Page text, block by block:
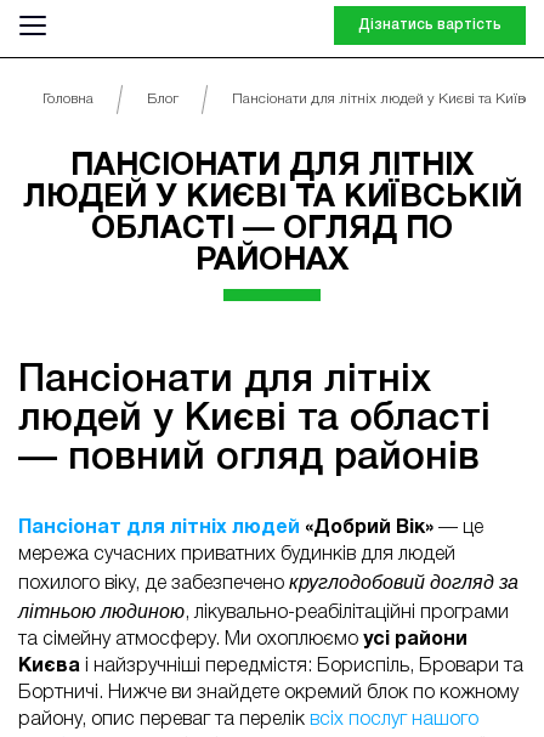
Дізнатись вартість
Головна Блог Пансіонати для літніх людей у Києві та
ПАНСІОНАТИ ДЛЯ ЛІТНІХ
ЛЮДЕЙ У КИЄВІ ТА КИЇВСЬКІЙ
ОБЛАСТІ — ОГЛЯД ПО
РАЙОНАХ
Пансіонати для літніх
людей у Києві та області
— повний огляд районів
Пансіонат для літніх людей «Добрий Вік» — це
мережа сучасних приватних будинків для людей
похилого віку, де забезпечено круглодобовий догляд за
літньою людиною, лікувально-реабілітаційні програми
та сімейну атмосферу. Ми охоплюємо усі райони
Києва і найзручніші передмістя: Бориспіль, Бровари та
Бортничі. Нижче ви знайдете окремий блок по кожному
району, опис переваг та перелік всіх послуг нашого